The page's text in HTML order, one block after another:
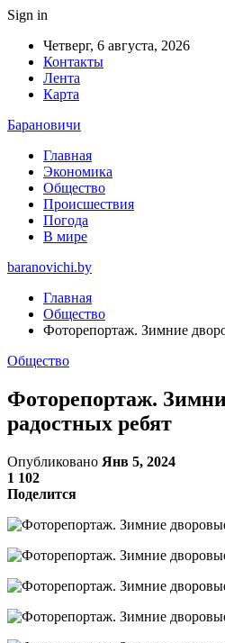
Sign in
Четверг, 6 августа, 2026
Контакты
Лента
Карта
Барановичи
Главная
Экономика
Общество
Происшествия
Погода
В мире
baranovichi.by
Главная
Общество
Фоторепортаж. Зимние
Общество
Фоторепортаж.
радостных ребят
Опубликовано Янв 5, 2024
1 102
Поделится